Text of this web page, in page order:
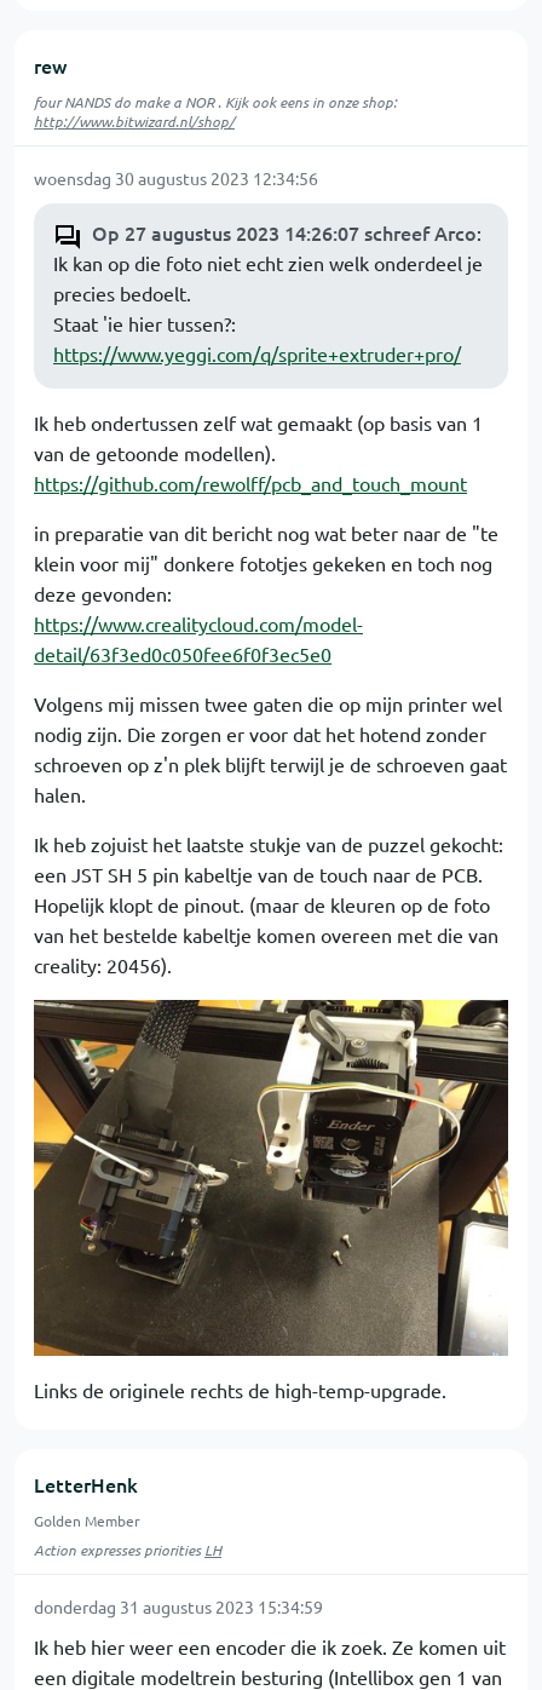
rew
four NANDS do make a NOR . Kijk ook eens in onze shop:
http://www.bitwizard.nl/shop/
woensdag 30 augustus 2023 12:34:56
Op 27 augustus 2023 14:26:07 schreef Arco:
Ik kan op die foto niet echt zien welk onderdeel je
precies bedoelt.
Staat 'ie hier tussen?:
https://www.yeggi.com/q/sprite+extruder+pro/
Ik heb ondertussen zelf wat gemaakt (op basis van 1
van de getoonde modellen).
https://github.com/rewolff/pcb_and_touch_mount
in preparatie van dit bericht nog wat beter naar de "te
klein voor mij" donkere fototjes gekeken en toch nog
deze gevonden:
https://www.crealitycloud.com/model-
detail/63f3ed0c050fee6f0f3ec5e0
Volgens mij missen twee gaten die op mijn printer wel
nodig zijn. Die zorgen er voor dat het hotend zonder
schroeven op z'n plek blijft terwijl je de schroeven gaat
halen.
Ik heb zojuist het laatste stukje van de puzzel gekocht:
een JST SH 5 pin kabeltje van de touch naar de PCB.
Hopelijk klopt de pinout. (maar de kleuren op de foto
van het bestelde kabeltje komen overeen met die van
creality: 20456).
Links de originele rechts de high-temp-upgrade.
LetterHenk
Golden Member
Action expresses prioritiesLH
donderdag 31 augustus 2023 15:34:59
Ik heb hier weer een encoder die ik zoek. Ze komen uit
een digitale modeltrein besturing (Intellibox gen 1 van